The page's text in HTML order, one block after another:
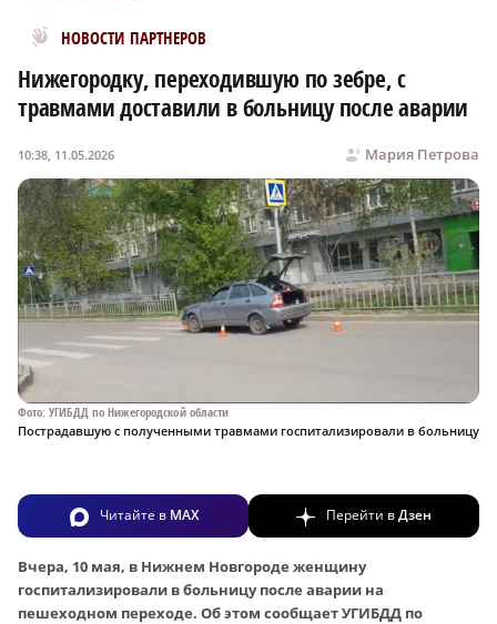
НОВОСТИ ПАРТНЕРОВ
Новости МирТесен
Нижегородку, переходившую по зебре, с
травмами доставили в больницу после аварии
Мария Петрова
10:38, 11.05.2026
Фото: УГИБДД по Нижегородской области
Пострадавшую с полученными травмами госпитализировали в больницу
Читайте в MAX Перейти вДзен
Вчера, 10 мая, в Нижнем Новгороде женщину
госпитализировали в больницу после аварии на
пешеходном переходе. Об этом сообщает УГИБДД по